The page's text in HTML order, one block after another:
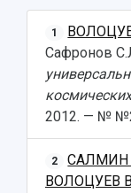
1
Сафронов
2012. — №
2 САЛМИН
ВОЛОЦУЕВ